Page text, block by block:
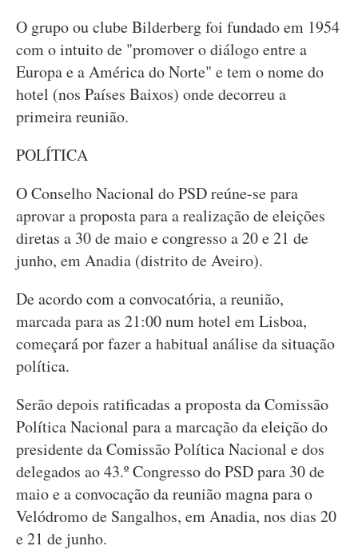
O grupo ou clube Bilderberg foi fundado em 1954
com o intuito de "promover o diálogo entre a
Europa e a América do Norte" e tem o nome do
hotel (nos Países Baixos) onde decorreu a
primeira reunião.
POLÍTICA
O Conselho Nacional do PSD reúne-se para
aprovar a proposta para a realização de eleições
diretas a 30 de maio e congresso a 20 e 21 de
junho, em Anadia (distrito de Aveiro).
De acordo com a convocatória, a reunião,
marcada para as 21:00 num hotel em Lisboa,
começará por fazer a habitual análise da situação
política.
Serão depois ratificadas a proposta da Comissão
Política Nacional para a marcação da eleição do
presidente da Comissão Política Nacional e dos
delegados ao 43.º Congresso do PSD para 30 de
maio e a convocação da reunião magna para o
Velódromo de Sangalhos, em Anadia, nos dias 20
e 21 de junho.